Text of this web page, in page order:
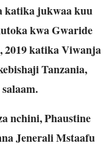
katika jukwaa kuu
kwa Gwaride
2019 katika Viwanja
Tanzania,
nchini, Phaustine
Jenerali Mstaafu